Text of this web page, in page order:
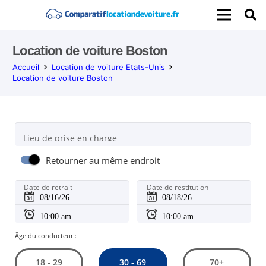
Location de voiture Boston
Accueil
Location de voiture Etats-Unis
Location de voiture Boston
Lieu de prise en charge
Retourner au même endroit
Date de retrait Date de restitution
Âge du conducteur :
18 - 29 30 - 69 70+